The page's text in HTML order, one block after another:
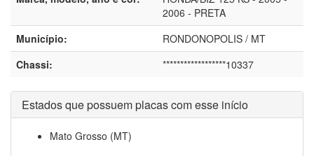
2006 - PRETA
Município:
RONDONOPOLIS / MT
Chassi:
******************10337
Estados que possuem placas com esse início
Mato Grosso (MT)